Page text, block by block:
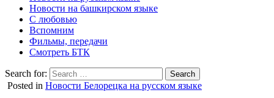
Новости на башкирском языке
С любовью
Вспомним
Фильмы, передачи
Смотреть БТК
Search for:
Posted in Новости Белорецка на русском языке